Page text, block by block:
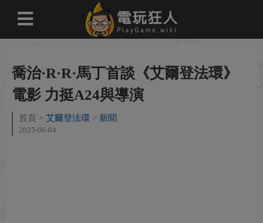
喬治·R·R·馬丁首談《艾爾登法環》
電影 力挺A24與導演
首頁 艾爾登法環 新聞
2025-06-04